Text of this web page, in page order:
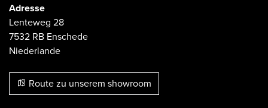
Adresse
Lenteweg 28
7532 RB Enschede
Niederlande
Route zu unserem showroom